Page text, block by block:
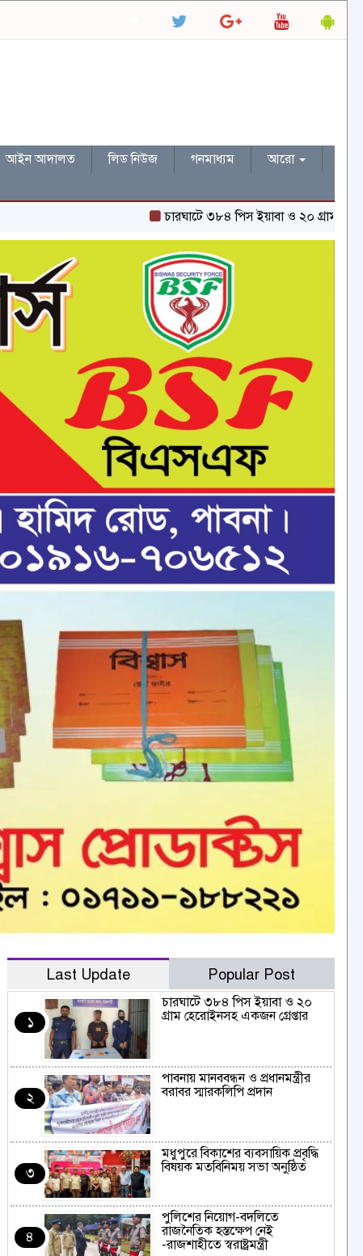
আইন আদালত লিড নিউজ গনমাধ্যম
আরো
চারঘাটে ৩৮৪ পিস ইয়াবা ও ২০ গ্রাম হেরোইনসহ
Last Update Popular Post
১
চারঘাটে ৩৮৪ পিস ইয়াবা ও ২০
গ্রাম হেরোইনসহ একজন গ্রেপ্তার
২
পাবনায় মানববন্ধন ও প্রধানমন্ত্রীর
বরাবর স্মারকলিপি প্রদান
৩
মধুপুরে বিকাশের ব্যবসায়িক প্রবৃদ্ধি
বিষয়ক মতবিনিময় সভা অনুষ্ঠিত
৪
পুলিশের নিয়োগ-বদলিতে
রাজনৈতিক হস্তক্ষেপ নেই
-রাজশাহীতে স্বরাষ্ট্রমন্ত্রী